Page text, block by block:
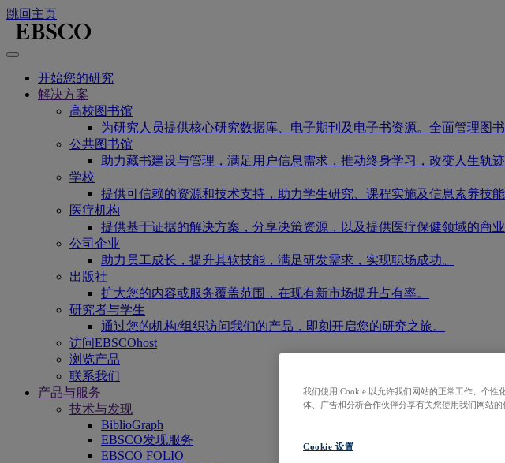
跳回主页
开始您的研究
解决方案
高校图书馆
为研究人员提供核心研究数据库、电子期刊及电子书资源。全面管理图
公共图书馆
助力藏书建设与管理，满足用户信息需求，推动终身学习，改变人生轨迹
学校
提供可信赖的资源和技术支持，助力学生研究、课程实施及信息素养技能
医疗机构
提供基于证据的解决方案，分享决策资源，以及提供医疗保健领域的商
公司企业
助力员工成长，提升其软技能，满足研发需求，实现职场成功。
出版社
扩大您的内容或服务覆盖范围，在现有新市场提升占有率。
研究者与学生
通过您的机构/组织访问我们的产品，即刻开启您的研究之旅。
访问EBSCOhost
浏览产品
联系我们
产品与服务
技术与发现
BiblioGraph
EBSCO发现服务
EBSCO FOLIO
我们使用 Cookie 以允许我们网站的正常工作、个
体、广告和分析合作伙伴分享有关您使用我们网站的
Cookie 设置